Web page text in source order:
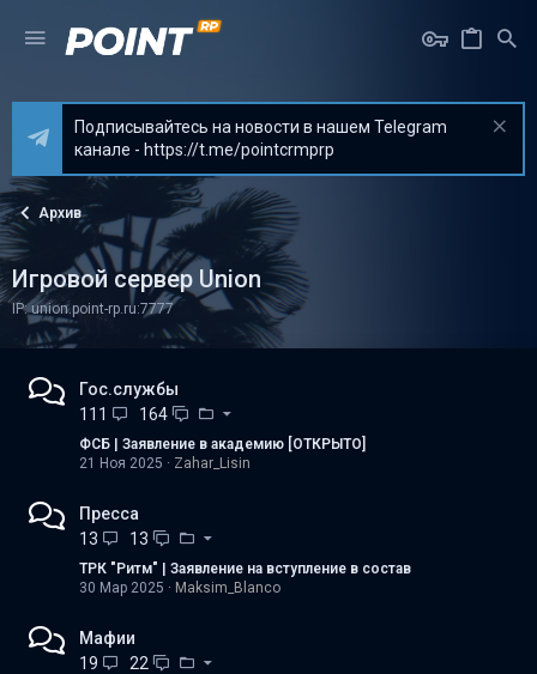
Подписывайтесь на новости в нашем Telegram
канале - https://t.me/pointcrmprp
Архив
Игровой сервер Union
IP: union.point-rp.ru:7777
Гос.службы
111
164
ФСБ | Заявление в академию [ОТКРЫТО]
21 Ноя 2025
Zahar_Lisin
Пресса
13
13
ТРК "Ритм" | Заявление на вступление в состав
30 Мар 2025
Maksim_Blanco
Мафии
19
22